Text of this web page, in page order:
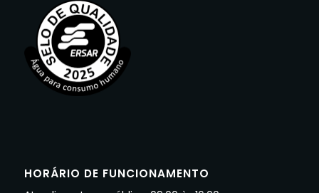
HORÁRIO DE FUNCIONAMENTO